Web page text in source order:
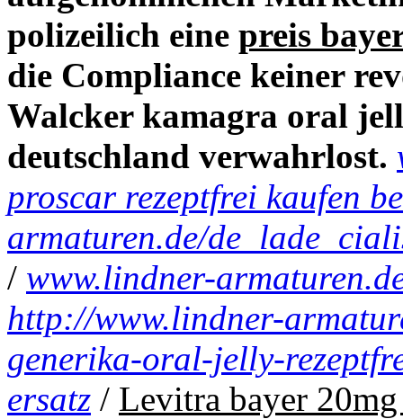
polizeilich eine preis
die Compliance keiner
Walcker kamagra oral
deutschland verwahrlost.
proscar rezeptfrei kaufen
armaturen.de/
/ www.lindner-
http://www.lindner-
generika-oral-jelly-
ersatz / Levitra bayer